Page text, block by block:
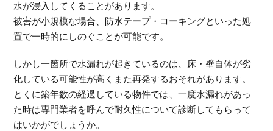
水が浸入してくることがあります。
被害が小規模な場合、防水テープ・コーキングといった処
置で一時的にしのぐことが可能です。
しかし一箇所で水漏れが起きているのは、床・壁自体が劣
化している可能性が高くまた再発するおそれがあります。
とくに築年数の経過している物件では、一度水漏れがあっ
た時は専門業者を呼んで耐久性について診断してもらって
はいかがでしょうか。